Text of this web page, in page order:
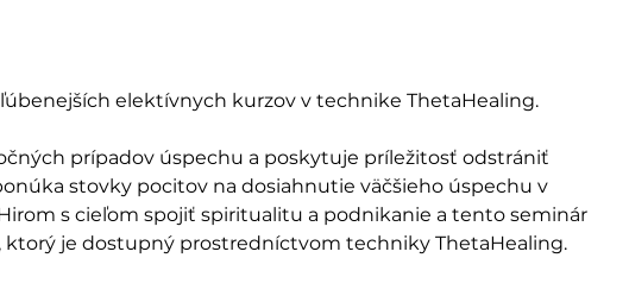
elektívnych kurzov v technike ThetaHealing.
prípadov úspechu a poskytuje príležitosť odstrániť
stovky pocitov na dosiahnutie väčšieho úspechu v
s cieľom spojiť spiritualitu a podnikanie a tento seminár
je dostupný prostredníctvom techniky ThetaHealing.